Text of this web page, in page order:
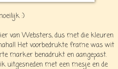
:)
van Websters, dus met die kleuren
Het voorbedrukte frame was wit
marker benadrukt en aangepast.
uitgesneden met een mesje en de